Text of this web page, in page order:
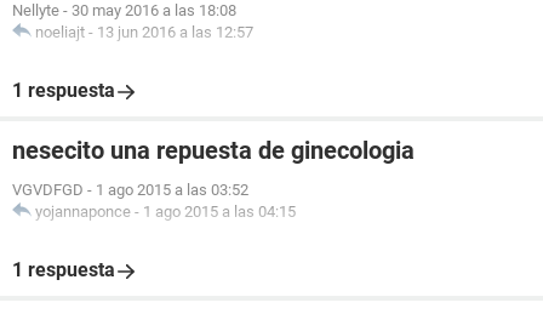
Nellyte - 30 may 2016 a las 18:08
noeliajt - 13 jun 2016 a las 12:57
1 respuesta
nesecito una repuesta de ginecologia
VGVDFGD - 1 ago 2015 a las 03:52
yojannaponce - 1 ago 2015 a las 04:15
1 respuesta